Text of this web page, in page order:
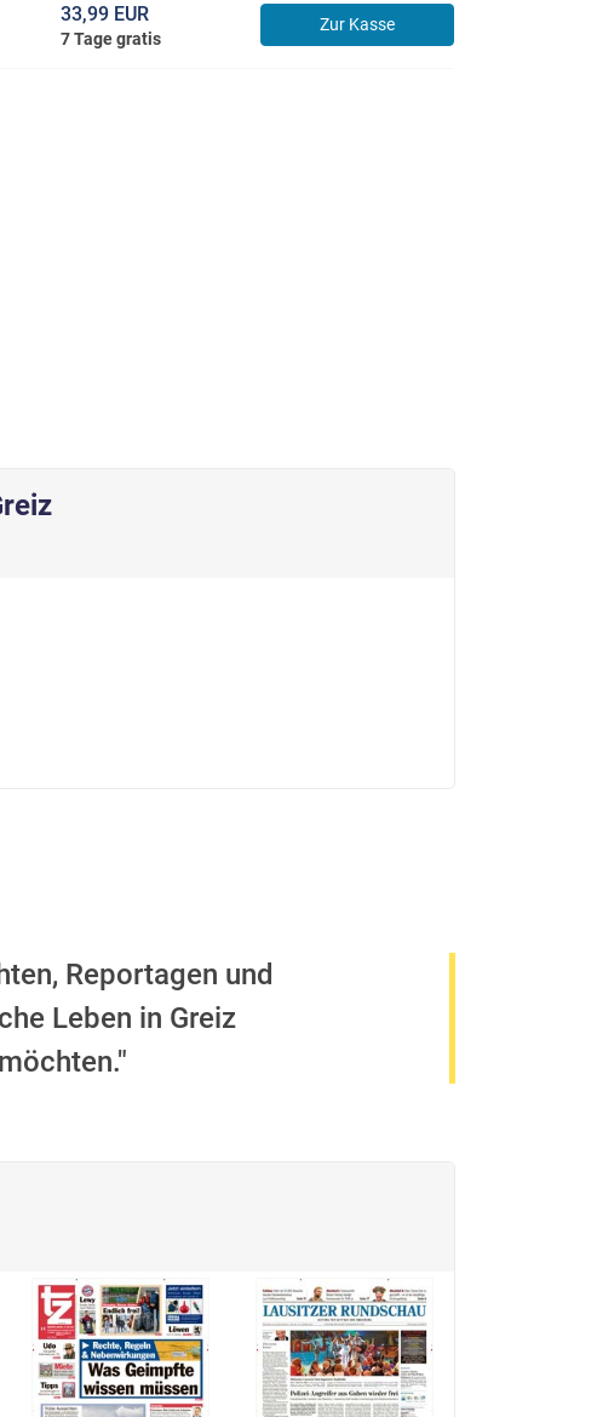
Zur Kasse
33,99 EUR
7 Tage gratis
Reportagen und
Leben in Greiz